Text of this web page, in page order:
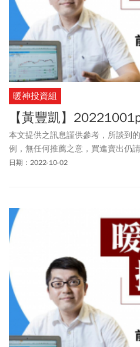
暖神投資組
【黃豐凱】
本文提供之訊息謹供參考，所談到
例，無任何推薦之意，買進賣出仍
供訂閱戶本人使用，非經授權嚴禁
日期：2022-10-02